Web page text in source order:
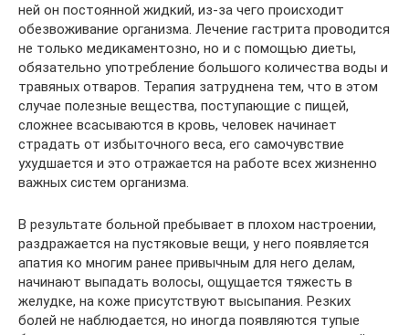
ней он постоянной жидкий, из-за чего происходит
обезвоживание организма. Лечение гастрита проводится
не только медикаментозно, но и с помощью диеты,
обязательно употребление большого количества воды и
травяных отваров. Терапия затруднена тем, что в этом
случае полезные вещества, поступающие с пищей,
сложнее всасываются в кровь, человек начинает
страдать от избыточного веса, его самочувствие
ухудшается и это отражается на работе всех жизненно
важных систем организма.
В результате больной пребывает в плохом настроении,
раздражается на пустяковые вещи, у него появляется
апатия ко многим ранее привычным для него делам,
начинают выпадать волосы, ощущается тяжесть в
желудке, на коже присутствуют высыпания. Резких
болей не наблюдается, но иногда появляются тупые